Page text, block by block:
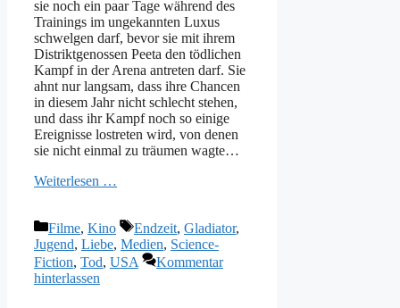
sie noch ein paar Tage während des
Trainings im ungekannten Luxus
schwelgen darf, bevor sie mit ihrem
Distriktgenossen Peeta den tödlichen
Kampf in der Arena antreten darf. Sie
ahnt nur langsam, dass ihre Chancen
in diesem Jahr nicht schlecht stehen,
und dass ihr Kampf noch so einige
Ereignisse lostreten wird, von denen
sie nicht einmal zu träumen wagte…
Weiterlesen …
Kategorien
Filme, Kino Schlagwörter
Endzeit, Gladiator,
Jugend, Liebe, Medien, Science-
Fiction, Tod, USA
Kommentar
hinterlassen